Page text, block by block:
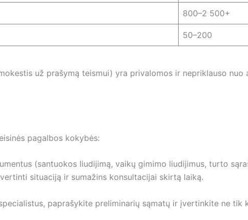
800–2 500+
50–200
už prašymą teismui) yra privalomos ir nepriklauso nuo
pagalbos kokybės:
(santuokos liudijimą, vaikų gimimo liudijimus, turto
situaciją ir sumažins konsultacijai skirtą laiką.
paprašykite preliminarių sąmatų ir įvertinkite ne tik